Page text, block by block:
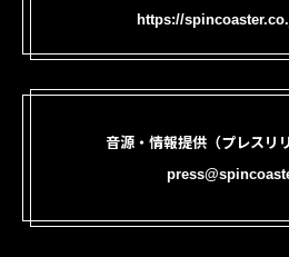
https://
音源・情報提供（プレスリ